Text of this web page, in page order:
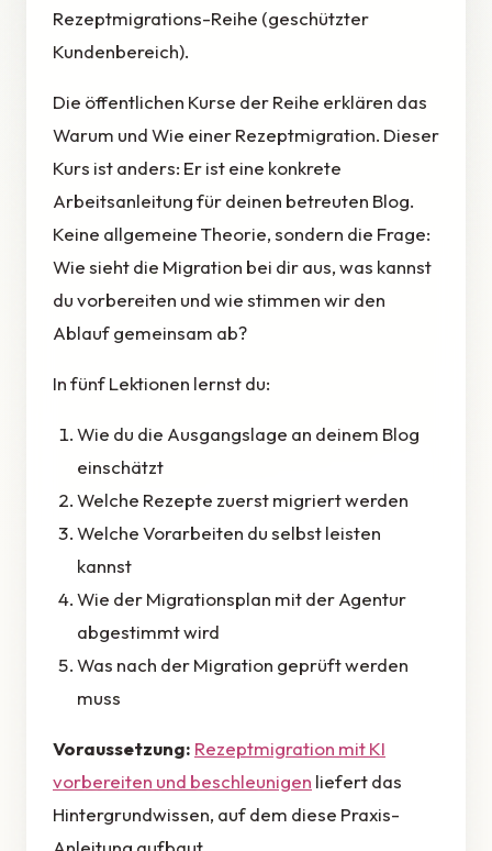
Rezeptmigrations-Reihe (geschützter
Kundenbereich).
Die öffentlichen Kurse der Reihe erklären das
Warum und Wie einer Rezeptmigration. Dieser
Kurs ist anders: Er ist eine konkrete
Arbeitsanleitung für deinen betreuten Blog.
Keine allgemeine Theorie, sondern die Frage:
Wie sieht die Migration bei dir aus, was kannst
du vorbereiten und wie stimmen wir den
Ablauf gemeinsam ab?
In fünf Lektionen lernst du:
Wie du die Ausgangslage an deinem Blog
einschätzt
Welche Rezepte zuerst migriert werden
Welche Vorarbeiten du selbst leisten
kannst
Wie der Migrationsplan mit der Agentur
abgestimmt wird
Was nach der Migration geprüft werden
muss
Voraussetzung: Rezeptmigration mit KI
vorbereiten und beschleunigen liefert das
Hintergrundwissen, auf dem diese Praxis-